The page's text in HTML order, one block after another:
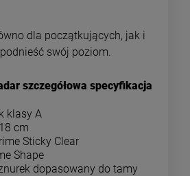
dla początkujących, jak i
swój poziom.
szczegółowa specyfikacja
klasy A
cm
Sticky Clear
Shape
dopasowany do tamy